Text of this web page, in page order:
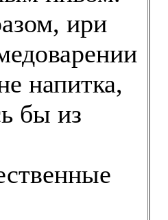
ири
напитка,
бы из